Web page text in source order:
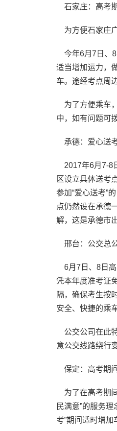
石家庄：高考
为方便石家庄
今年6月7日、8
适当增加运力，
车。途经考点周
为了方便乘车
中，如有问题可
承德：爱心送
2017年6月7-8
区设立具体送考
参加“爱心送考”
点仍然设在承德
解，这是承德市
邢台：公交总
6月7日、8日高
凭本年度准考证
隔，确保考生按
安全、快捷的乘
公交公司在此
意公交线路绕行
保定：高考期
为了在高考期
民满意”的服务
考”期间适时增加